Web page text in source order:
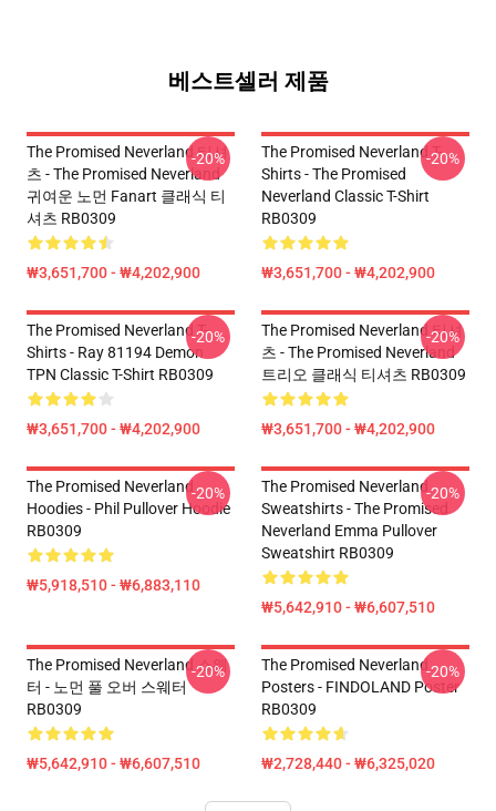
베스트셀러 제품
The Promised Neverland 티셔
츠 - The Promised Neverland
귀여운 노먼 Fanart 클래식 티
셔츠 RB0309
₩3,651,700 - ₩4,202,900
-20%
The Promised Neverland T-
Shirts - The Promised
Neverland Classic T-Shirt
RB0309
₩3,651,700 - ₩4,202,900
-20%
The Promised Neverland T-
Shirts - Ray 81194 Demon
TPN Classic T-Shirt RB0309
₩3,651,700 - ₩4,202,900
-20%
The Promised Neverland 티셔
츠 - The Promised Neverland
트리오 클래식 티셔츠 RB0309
₩3,651,700 - ₩4,202,900
-20%
The Promised Neverland
Hoodies - Phil Pullover Hoodie
RB0309
₩5,918,510 - ₩6,883,110
-20%
The Promised Neverland
Sweatshirts - The Promised
Neverland Emma Pullover
Sweatshirt RB0309
₩5,642,910 - ₩6,607,510
-20%
The Promised Neverland 스웨
터 - 노먼 풀 오버 스웨터
RB0309
₩5,642,910 - ₩6,607,510
-20%
The Promised Neverland
Posters - FINDOLAND Poster
RB0309
₩2,728,440 - ₩6,325,020
-20%